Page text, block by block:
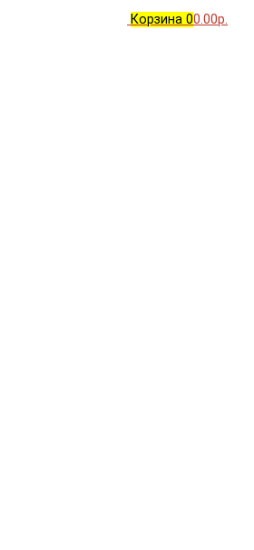
Корзина 00.00р.